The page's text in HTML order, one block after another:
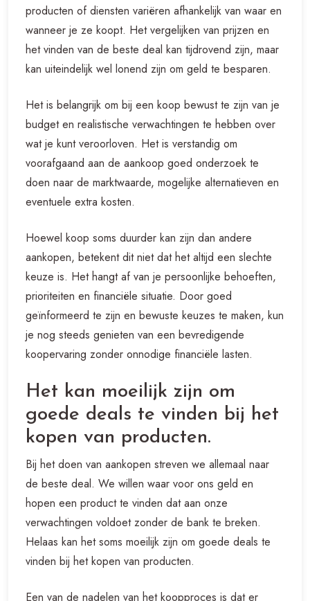
producten of diensten variëren afhankelijk van waar en
wanneer je ze koopt. Het vergelijken van prijzen en
het vinden van de beste deal kan tijdrovend zijn, maar
kan uiteindelijk wel lonend zijn om geld te besparen.
Het is belangrijk om bij een koop bewust te zijn van je
budget en realistische verwachtingen te hebben over
wat je kunt veroorloven. Het is verstandig om
voorafgaand aan de aankoop goed onderzoek te
doen naar de marktwaarde, mogelijke alternatieven en
eventuele extra kosten.
Hoewel koop soms duurder kan zijn dan andere
aankopen, betekent dit niet dat het altijd een slechte
keuze is. Het hangt af van je persoonlijke behoeften,
prioriteiten en financiële situatie. Door goed
geïnformeerd te zijn en bewuste keuzes te maken, kun
je nog steeds genieten van een bevredigende
koopervaring zonder onnodige financiële lasten.
Het kan moeilijk zijn om
goede deals te vinden bij het
kopen van producten.
Bij het doen van aankopen streven we allemaal naar
de beste deal. We willen waar voor ons geld en
hopen een product te vinden dat aan onze
verwachtingen voldoet zonder de bank te breken.
Helaas kan het soms moeilijk zijn om goede deals te
vinden bij het kopen van producten.
Een van de nadelen van het koopproces is dat er